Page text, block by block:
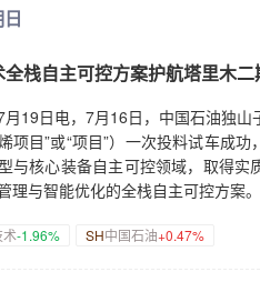
全栈自主可控方案护航塔里木
月19日电，7月16日，中国石油独
项目”或“项目”）一次投料试车成
与核心装备自主可控领域，取得
理与智能优化的全栈自主可控方案。
术-1.96% SH中国石油+0.47%